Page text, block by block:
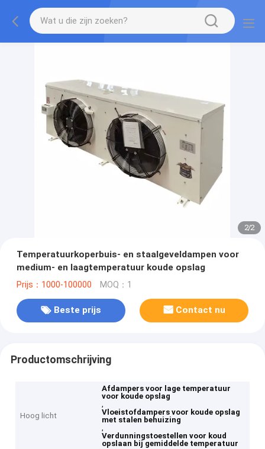
2/2
Temperatuurkoperbuis- en staalgeveldampen voor
medium- en laagtemperatuur koude opslag
Prijs：1000-100000 MOQ：1
Beste prijs Contact nu
Productomschrijving
Hoog licht
Afdampers voor lage temperatuur
voor koude opslag
,
Vloeistofdampers voor koude opslag
met stalen behuizing
,
Verdunningstoestellen voor koud
opslaan bij gemiddelde temperatuur